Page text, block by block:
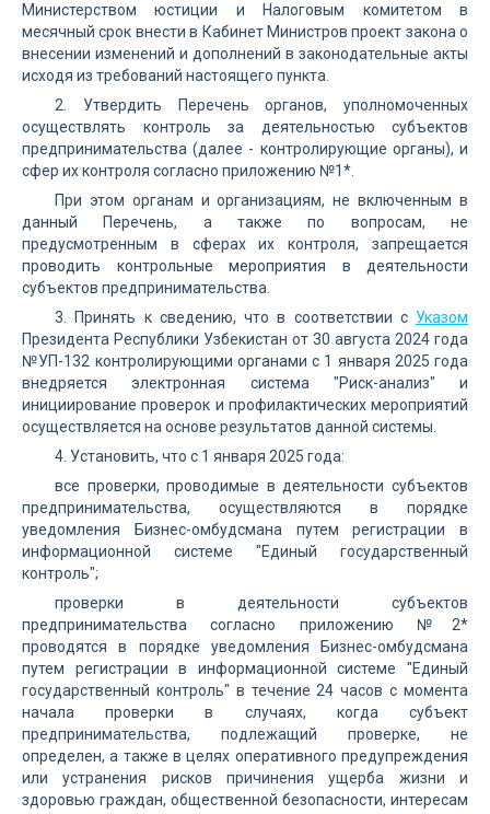
Министерством юстиции и Налоговым комитетом в
месячный срок внести в Кабинет Министров проект закона о
внесении изменений и дополнений в законодательные акты
исходя из требований настоящего пункта.
2. Утвердить Перечень органов, уполномоченных
осуществлять контроль за деятельностью субъектов
предпринимательства (далее - контролирующие органы), и
сфер их контроля согласно приложению №1*.
При этом органам и организациям, не включенным в
данный Перечень, а также по вопросам, не
предусмотренным в сферах их контроля, запрещается
проводить контрольные мероприятия в деятельности
субъектов предпринимательства.
3. Принять к сведению, что в соответствии с Указом
Президента Республики Узбекистан от 30 августа 2024 года
№УП-132 контролирующими органами с 1 января 2025 года
внедряется электронная система "Риск-анализ" и
инициирование проверок и профилактических мероприятий
осуществляется на основе результатов данной системы.
4. Установить, что с 1 января 2025 года:
все проверки, проводимые в деятельности субъектов
предпринимательства, осуществляются в порядке
уведомления Бизнес-омбудсмана путем регистрации в
информационной системе "Единый государственный
контроль";
проверки в деятельности субъектов
предпринимательства согласно приложению №2*
проводятся в порядке уведомления Бизнес-омбудсмана
путем регистрации в информационной системе "Единый
государственный контроль" в течение 24 часов с момента
начала проверки в случаях, когда субъект
предпринимательства, подлежащий проверке, не
определен, а также в целях оперативного предупреждения
или устранения рисков причинения ущерба жизни и
здоровью граждан, общественной безопасности, интересам